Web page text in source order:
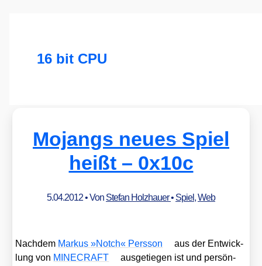
16 bit CPU
Mojangs neues Spiel
heißt – 0x10c
5.04.2012• Von Stefan Holzhauer• Spiel,Web
Nach­dem Mar­kus »Notch« Pers­son
aus der Ent­wick­
lung von MINECRAFT
aus­ge­tie­gen ist und per­sön­